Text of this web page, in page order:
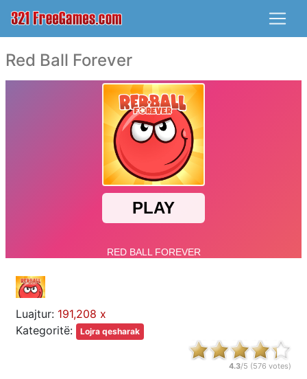
Red Ball Forever
Luajtur: 191,208 x
Kategoritë:
Lojra qesharak
4.3/5 (576 votes)